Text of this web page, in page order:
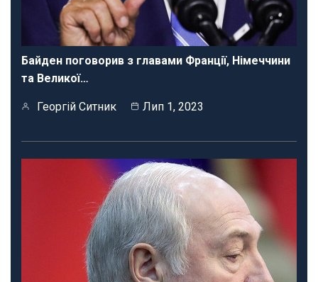
Байден поговорив з главами Франції, Німеччини
та Великої…
Георгій Ситник Лип 1, 2023